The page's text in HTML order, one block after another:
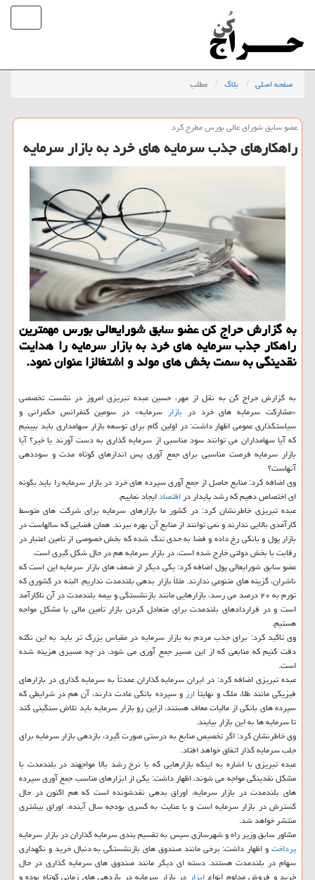
صفحه اصلی بلاگ مطلب
عضو سابق شورای عالی بورس مطرح كرد
راهكارهای جذب سرمایه های خرد به بازار سرمایه
به گزارش حراج كن عضو سابق شورایعالی بورس مهمترین
راهكار جذب سرمایه های خرد به بازار سرمایه را هدایت
نقدینگی به سمت بخش های مولد و اشتغالزا عنوان نمود.
به گزارش حراج كن به نقل از مهر، حسین عبده تبریزی امروز در نشست تخصصی
«مشاركت سرمایه های خرد دربازار سرمایه» در سومین كنفرانس حكمرانی و
سیاستگذاری عمومی اظهار داشت: در اولین گام برای توسعه بازار سهامداری باید ببینیم
كه آیا سهامداران می توانند سود مناسبی از سرمایه گذاری به دست آورند یا خیر؟ آیا
بازار سرمایه فرصت مناسبی برای جمع آوری پس اندازهای كوتاه مدت و سوددهی
آنهاست؟
وی اضافه كرد: منابع حاصل از جمع آوری سپرده های خرد در بازار سرمایه را باید بگونه
ای اختصاص دهیم كه رشد پایدار دراقتصادایجاد نماییم.
عبده تبریزی خاطرنشان كرد: در كشور ما بازارهای سرمایه برای شركت های متوسط
كارآمدی بالایی ندارند و نمی توانند از منابع آن بهره ببرند. همان فضایی كه سالهاست در
بازار پول و بانكی رخ داده و فضا به حدی تنگ شده كه بخش خصوصی از تأمین اعتبار در
رقابت با بخش دولتی خارج شده است، در بازار سرمایه هم در حال شكل گیری است.
عضو سابق شورایعالی پول اضافه كرد: یكی دیگر از ضعف های بازار سرمایه این است كه
ناشران، گزینه های متنوعی ندارند. مثلاً بازار بدهی بلندمدت نداریم. البته در كشوری كه
تورم به ۲۰ درصد می رسد، بازارهایی مانند بازنشستگی و بیمه بلندمدت در آن ناكارآمد
است و در قراردادهای بلندمدت برای متعادل كردن بازار تأمین مالی با مشكل مواجه
هستیم.
وی تاكید كرد: برای جذب مردم به بازار سرمایه در مقیاس بزرگ تر باید به این نكته
دقت كنیم كه منابعی كه از این مسیر جمع آوری می شود، در چه مسیری هزینه شده
است.
عبده تبریزی اضافه كرد: در ایران سرمایه گذاران عمدتاً به سرمایه گذاری در بازارهای
فیزیكی مانند طلا، ملك و نهایتاًارزو سپرده بانكی عادت دارند، آن هم در شرایطی كه
سپرده های بانكی از مالیات معاف هستند، ازاین رو بازار سرمایه باید تلاش سنگینی كند
تا سرمایه ها به این بازار بیایند.
وی خاطرنشان كرد: اگر تخصیص منابع به درستی صورت گیرد، بازدهی بازار سرمایه برای
جلب سرمایه گذار اتفاق خواهد افتاد.
عبده تبریزی با اشاره به اینكه بازارهایی كه با نرخ رشد بالا مواجهند در بلندمدت با
مشكل نقدینگی مواجه می شوند، اظهار داشت: یكی از ابزارهای مناسب جمع آوری سپرده
های بلندمدت در بازار سرمایه، اوراق بدهی نقدشونده است كه هم اكنون در حال
گسترش در بازار سرمایه است و با عنایت به كسری بودجه سال آینده، اوراق بیشتری
منتشر خواهد شد.
مشاور سابق وزیر راه و شهرسازی سپس به تقسیم بندی سرمایه گذاران در بازار سرمایه
پرداختو اظهار داشت: برخی مانند صندوق های بازنشستگی به دنبال خرید و نگهداری
سهام در بلندمدت هستند. دسته ای دیگر مانند صندوق های سرمایه گذاری در حال